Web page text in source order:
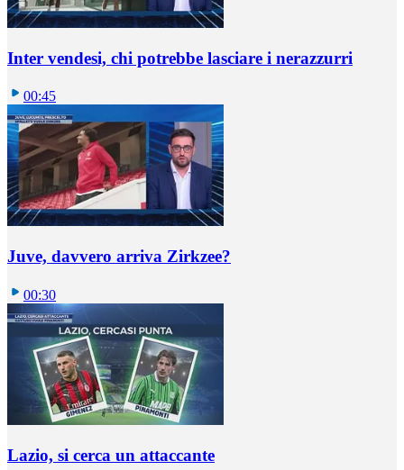
Inter vendesi, chi potrebbe lasciare i nerazzurri
00:45
Juve, davvero arriva Zirkzee?
00:30
Lazio, si cerca un attaccante